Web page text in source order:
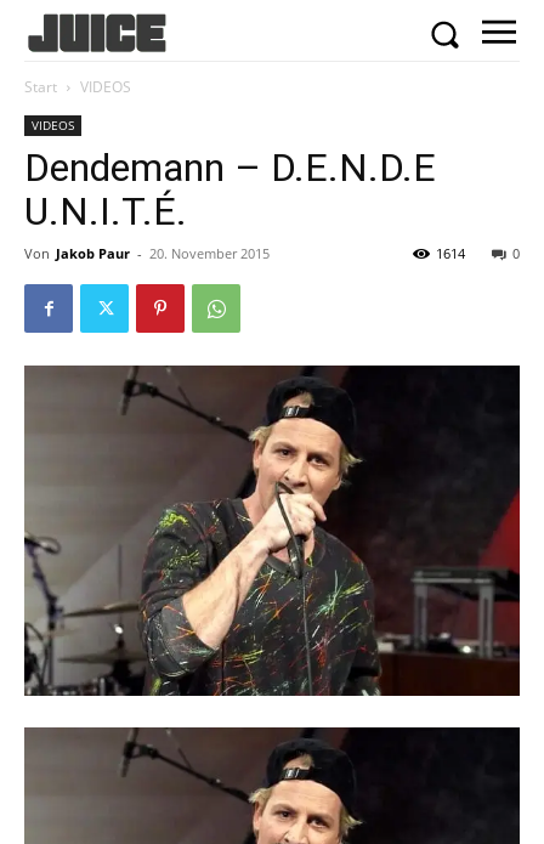
Start VIDEOS
VIDEOS
Dendemann – D.E.N.D.E
U.N.I.T.É.
Von Jakob Paur - 20. November 2015 0
1614